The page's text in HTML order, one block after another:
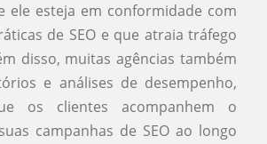
ele esteja em conformidade com
de SEO e que atraia tráfego
disso, muitas agências também
e análises de desempenho,
os clientes acompanhem o
campanhas de SEO ao longo